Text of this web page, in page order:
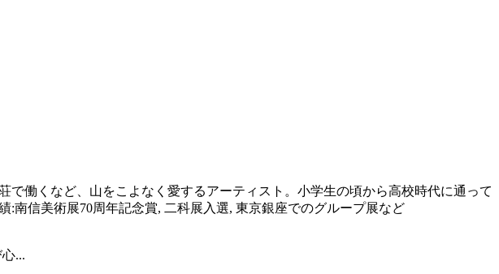
働くなど、山をこよなく愛するアーティスト。小学生の頃から高校時代に通って
南信美術展70周年記念賞, 二科展入選, 東京銀座でのグループ展など
...